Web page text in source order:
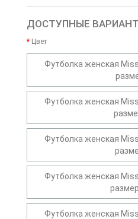
ДОСТУПНЫЕ
Цвет
Футболка женская
Футболка женская
Футболка женская
Футболка женская
размер
Футболка женская